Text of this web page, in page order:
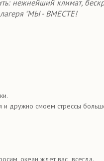
нежнейший климат,
лагеря "МЫ - ВМЕСТЕ!
и дружно смоем стрессы
океан ждет вас всегда.